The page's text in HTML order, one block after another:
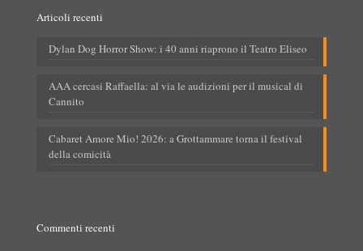
Articoli recenti
Dylan Dog Horror Show: i 40 anni riaprono il Teatro Eliseo
AAA cercasi Raffaella: al via le audizioni per il musical di
Cannito
Cabaret Amore Mio! 2026: a Grottammare torna il festival
della comicità
Commenti recenti